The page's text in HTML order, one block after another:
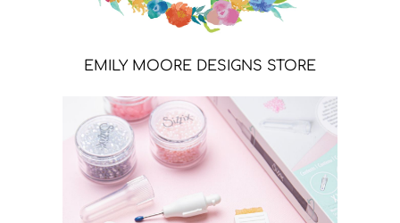
EMILY MOORE DESIGNS STORE